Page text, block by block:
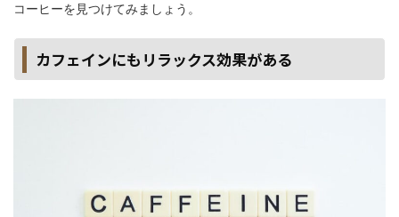
コーヒーを見つけてみましょう。
カフェインにもリラックス効果がある